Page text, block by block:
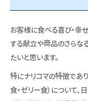
お客様に食べる喜び・幸
する献立や商品のさらな
たいと思います。
特にナリコマの特徴であ
食・ゼリー食）について